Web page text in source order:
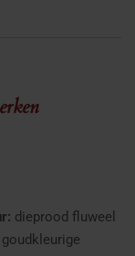
dieprood fluweel